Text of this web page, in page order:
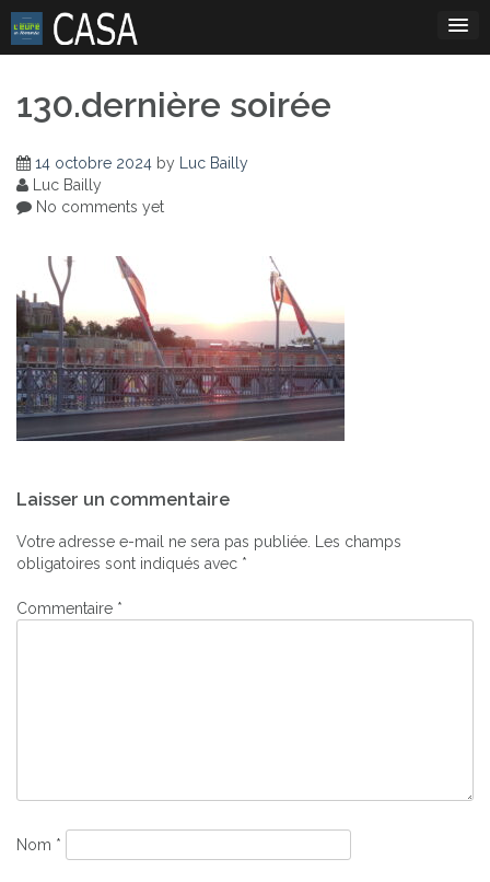
Skip
content
130.dernière soirée
14 octobre 2024 by Luc Bailly
Luc Bailly
No comments yet
de
l’article
Laisser un commentaire
Votre adresse e-mail ne sera pas publiée. Les champs
obligatoires sont indiqués avec *
Commentaire *
Nom *